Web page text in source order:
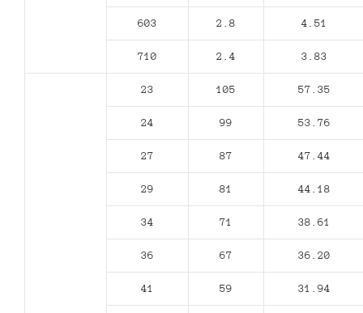
603 2.8 4.51
710 2.4 3.83
23 105 57.35
24 99 53.76
27 87 47.44
29 81 44.18
34 71 38.61
36 67 36.20
41 59 31.94